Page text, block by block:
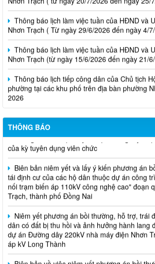
Thông báo lịch làm việc tuần của HĐND và
Nhơn Trạch ( Từ ngày 29/6/2026 đến ngày 4/
Thông báo lịch làm việc tuần của HĐND và
Nhơn Trạch (từ ngày 15/6/2026 đến ngày 21/
Thông báo lịch tiếp công dân của Chủ tịch
phường tại các khu phố trên địa bàn phường
2026
THÔNG BÁO
Niêm yết phương án bồi thường, hỗ trợ, tái
Thông báo về việc hủy kết quả trúng tuyển
của kỳ tuyên dụng viên chức
Biên bản niêm yết và lấy ý kiến phương án
tái định cư của các hộ dân thuộc dự án công
nối trạm biến áp 110kV công nghệ cao" đoạn
Trạch, thành phố Đồng Nai
Niêm yết phương án bồi thường, hỗ trợ, trái
dân có đất bị thu hồi và ảnh hưởng hành lang
dự án Đường dây 220kV nhà máy điện Nhơn
áp kV Long Thành
Biên bản về việc niêm yết phương án bồi